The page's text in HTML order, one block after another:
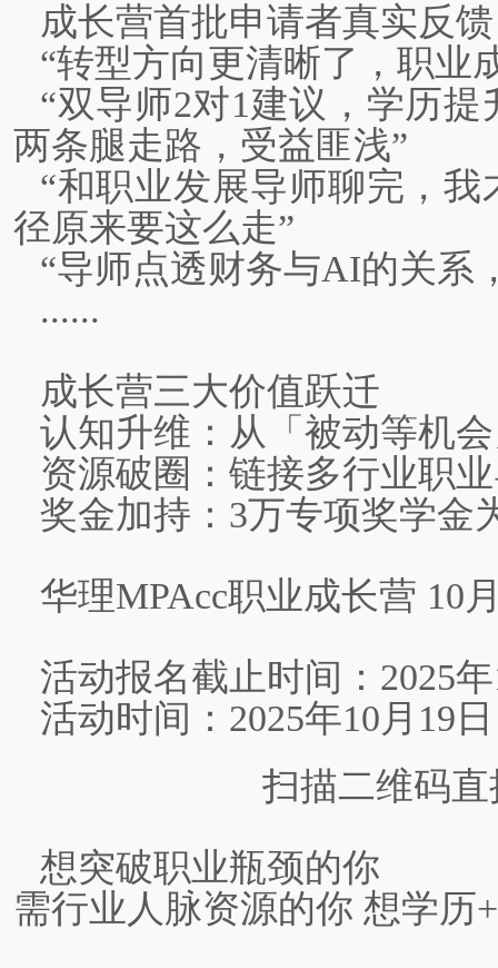
成长营首批申请者真实反馈
“转型方向更清晰了，职业
“双导师2对1建议，学历
两条腿走路，受益匪浅”
“和职业发展导师聊完，
径原来要这么走”
“导师点透财务与AI的关系
......
成长营三大价值跃迁
认知升维：从「被动等机
资源破圈：链接多行业职
奖金加持：3万专项奖学金
华理MPAcc职业成长营 10
活动报名截止时间：2025
活动时间：2025年10月19
扫描二维码
想突破职业瓶颈的你
需行业人脉资源的你 想学历